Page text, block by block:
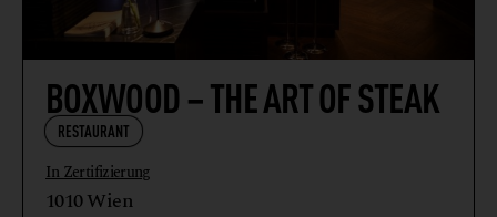
BOXWOOD – THE ART OF STEAK
RESTAURANT
In Zertifizierung
1010 Wien